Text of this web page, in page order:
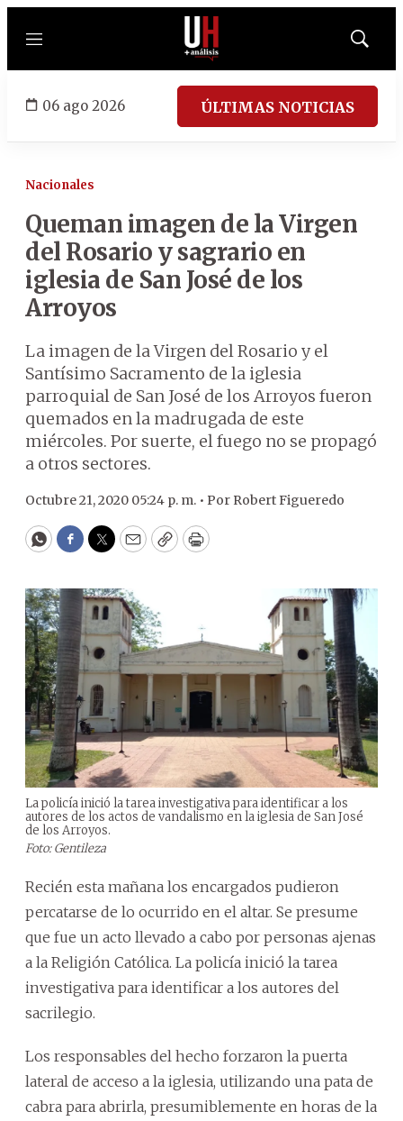
Menú
Mostrar
06 ago 2026 ÚLTIMAS NOTICIAS
Nacionales
Queman imagen de la Virgen
del Rosario y sagrario en
iglesia de San José de los
Arroyos
La imagen de la Virgen del Rosario y el
Santísimo Sacramento de la iglesia
parroquial de San José de los Arroyos fueron
quemados en la madrugada de este
miércoles. Por suerte, el fuego no se propagó
a otros sectores.
Octubre 21, 2020 05:24 p. m. • Por Robert Figueredo
WhatsApp
Facebook
Twitter
EmailCopyPrint
La policía inició la tarea investigativa para identificar a los
autores de los actos de vandalismo en la iglesia de San José
de los Arroyos.
Foto: Gentileza
Recién esta mañana los encargados pudieron
percatarse de lo ocurrido en el altar. Se presume
que fue un acto llevado a cabo por personas ajenas
a la Religión Católica. La policía inició la tarea
investigativa para identificar a los autores del
sacrilegio.
Los responsables del hecho forzaron la puerta
lateral de acceso a la iglesia, utilizando una pata de
cabra para abrirla, presumiblemente en horas de la